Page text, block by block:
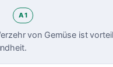
A1
von Gemüse ist